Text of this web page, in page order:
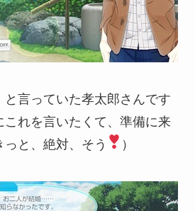
言っていた孝太郎さんです
これを言いたくて、準備に来
と、絶対、そう
）